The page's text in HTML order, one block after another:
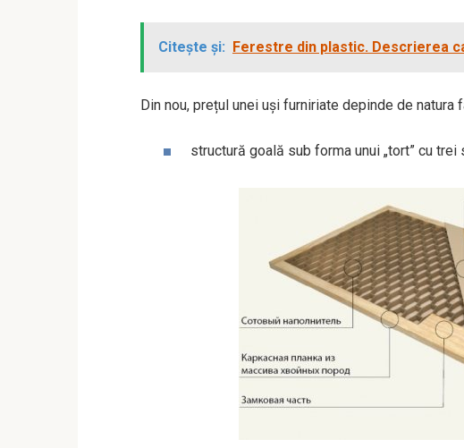
Citește și: Ferestre din plastic. Descrierea
Din nou, prețul unei uși furniriate depinde de
structură goală sub forma unui „tort” cu